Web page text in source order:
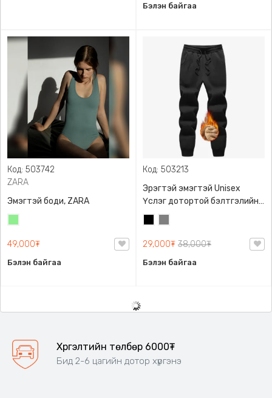
Бэлэн байгаа
Код: 503742
ZARA
Эмэгтэй боди, ZARA
49,000₮
Бэлэн байгаа
Код: 503213
Эрэгтэй эмэгтэй Unisex
Үслэг дотортой бэлтгэлийн
өмд,
29,000₮ 38,000₮
Бэлэн байгаа
Хүргэлтийн төлбөр 6000₮
Бид 2-6 цагийн дотор хүргэнэ